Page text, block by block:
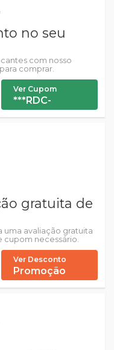
no seu
com nosso
comprar.
Ver Cupom
***RDC-
gratuita de
uma avaliação gratuita
cupom necessário.
Ver Desconto
Promoção